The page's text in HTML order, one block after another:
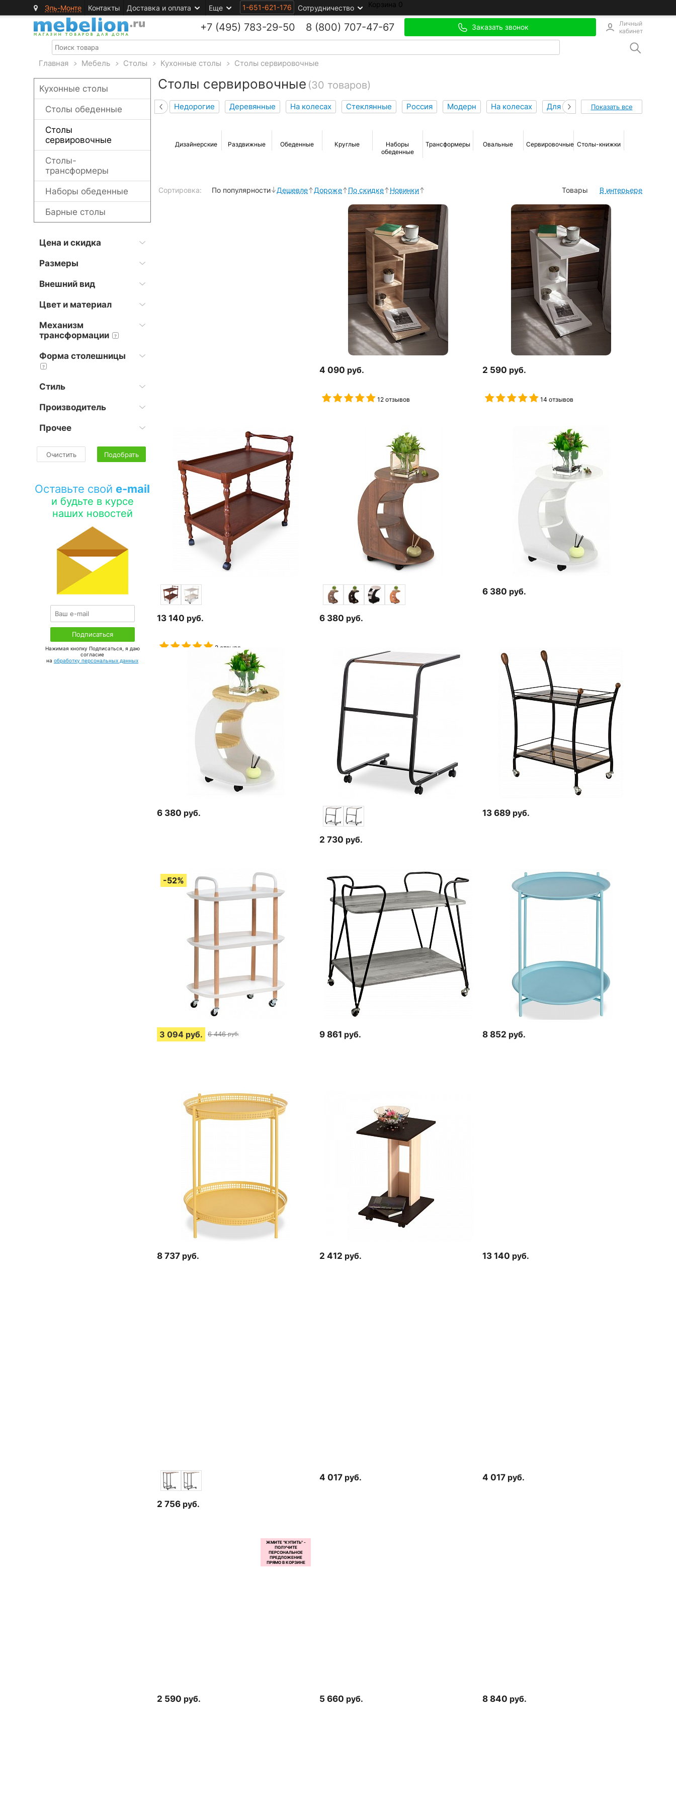
Эль-Монте Контакты Доставка и оплата Еще 1-651-621-176 Сотрудничество Корзина 0
+7 (495) 783-29-50 8 (800) 707-47-67 Заказать звонок
Личный
кабинет
Главная > Мебель > Столы > Кухонные столы > Столы сервировочные
Кухонные столы
Столы обеденные
Столы
сервировочные
Столы-
трансформеры
Наборы обеденные
Барные столы
Цена и скидка
Размеры
Внешний вид
Цвет и материал
Механизм
трансформации
?
Форма столешницы
?
Стиль
Производитель
Прочее
Очистить Подобрать
Оставьте свой e-mail
и будьте в курсе
наших новостей
Нажимая кнопку Подписаться, я даю
соглаcие
на обработку персональных данных
Столы сервировочные (30 товаров)
Недорогие Деревянные На колесах Стеклянные Россия Модерн На колесах Для кафе Малайзия
Показать все
Дизайнерские Раздвижные Обеденные Круглые
Наборы
обеденные
Трансформеры Овальные Сервировочные Столы-книжки
Сортировка: По популярности Дешевле Дороже По скидке Новинки Товары В интерьере
4 090 руб.
12 отзывов
2 590 руб.
14 отзывов
13 140 руб.
2 отзыва
6 380 руб.
6 380 руб.
6 380 руб.
2 730 руб.
13 689 руб.
3 094 руб. 6 446 руб. 9 861 руб. 8 852 руб.
8 737 руб. 2 412 руб. 13 140 руб.
2 756 руб.
4 017 руб. 4 017 руб.
2 590 руб. 5 660 руб. 8 840 руб.